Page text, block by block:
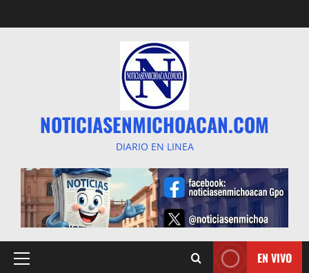
al
NOTICIASENMICHOACAN.COM
DIARIO EN LINEA
Menú
EN VIVO